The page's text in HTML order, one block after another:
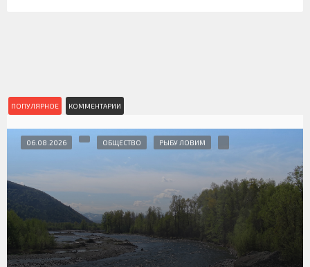
ПОПУЛЯРНОЕ КОММЕНТАРИИ
06.08.2026 ОБЩЕСТВО РЫБУ ЛОВИМ